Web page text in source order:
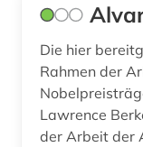
Die hier
Rahmen der
Lawrence
der Arbeit der